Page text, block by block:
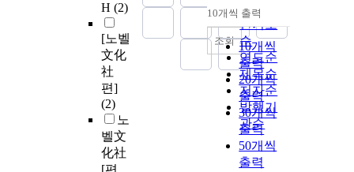
H (2)
[노벨
文化
社
편]
(2)
노
벨文
化社
순
인기도
순
연도순
제목순
저자순
발행기
관순
내림차순
10개씩 출력
10개씩
출력
20개씩
출력
30개씩
출력
50개씩
출력
조회